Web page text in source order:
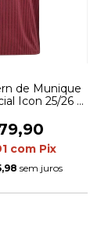
de Munique
Icon 25/26 -
com Pix
sem juros